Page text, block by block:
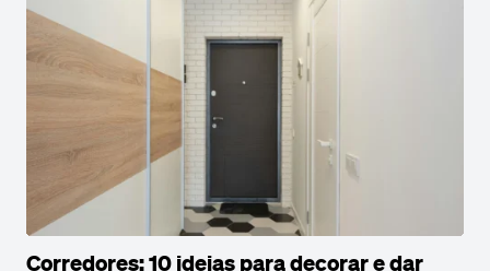
Corredores: 10 ideias para decorar e dar